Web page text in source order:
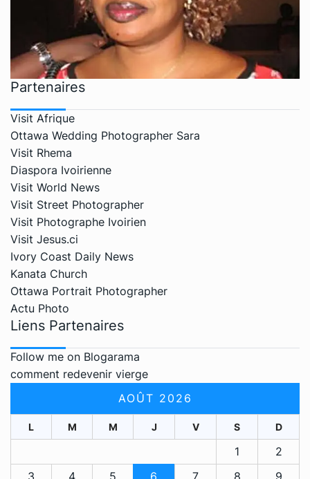
Partenaires
Visit Afrique
Ottawa Wedding Photographer Sara
Visit Rhema
Diaspora Ivoirienne
Visit World News
Visit Street Photographer
Visit Photographe Ivoirien
Visit Jesus.ci
Ivory Coast Daily News
Kanata Church
Ottawa Portrait Photographer
Actu Photo
Liens Partenaires
Follow me on Blogarama
comment redevenir vierge
AOÛT 2026
L M M J V S D
1
2
3
4 5 6 7 8 9